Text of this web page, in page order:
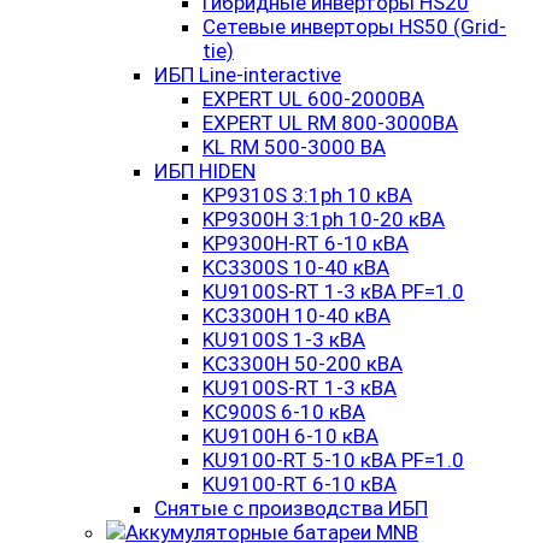
Сетевые инверторы HS50 (Grid-
tie)
ИБП Line-interactive
EXPERT UL 600-2000ВА
EXPERT UL RM 800-3000ВА
KL RM 500-3000 ВА
ИБП HIDEN
KP9310S 3:1ph 10 кВА
KP9300H 3:1ph 10-20 кВА
KP9300H-RT 6-10 кВА
KC3300S 10-40 кВА
KU9100S-RT 1-3 кВА PF=1.0
KC3300H 10-40 кВА
KU9100S 1-3 кВА
KC3300H 50-200 кВА
KU9100S-RT 1-3 кВА
KC900S 6-10 кВА
KU9100H 6-10 кВА
KU9100-RT 5-10 кВА PF=1.0
KU9100-RT 6-10 кВА
Снятые с производства ИБП